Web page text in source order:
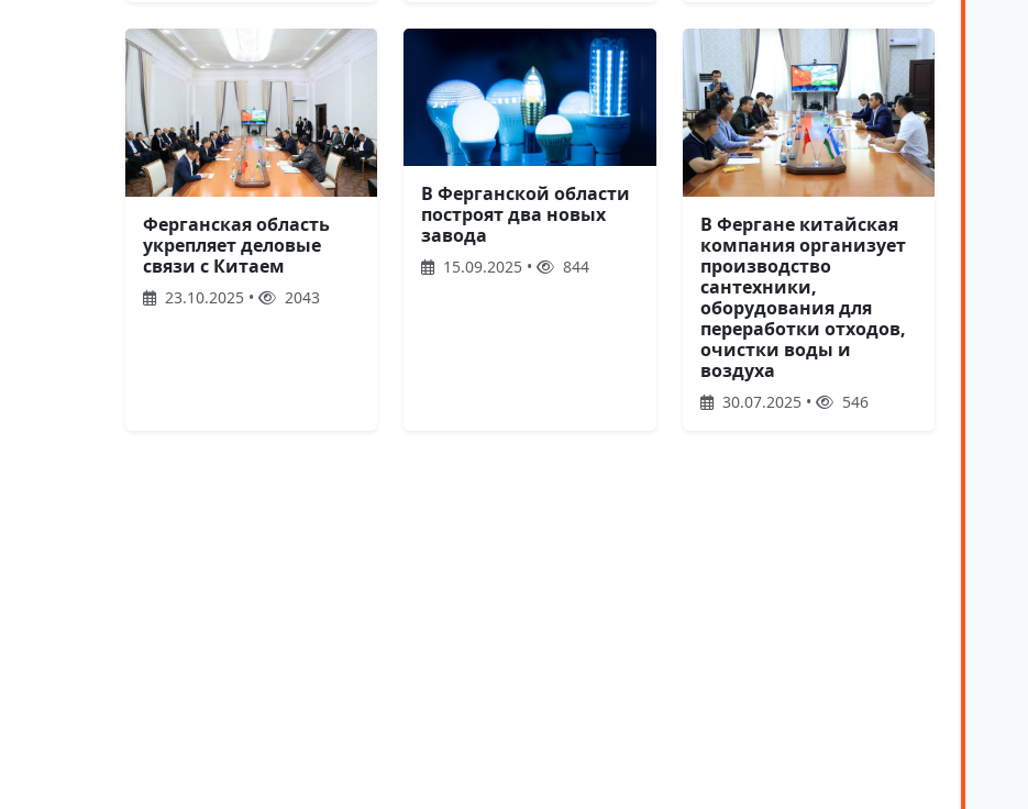
Ферганская область
укрепляет деловые
связи с Китаем
23.10.2025 • 2043
В Ферганской области
построят два новых
завода
15.09.2025 • 844
В Фергане китайская
компания организует
производство
сантехники,
оборудования для
переработки отходов,
очистки воды и
воздуха
30.07.2025 • 546